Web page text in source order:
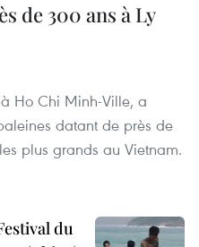
de 300 ans à Ly
Ho Chi Minh-Ville, a
datant de près de
plus grands au Vietnam.
du